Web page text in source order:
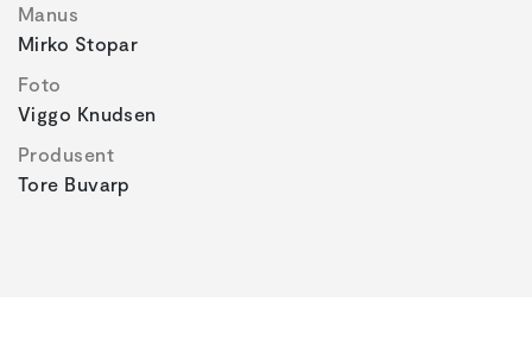
Manus
Mirko Stopar
Foto
Viggo Knudsen
Produsent
Tore Buvarp